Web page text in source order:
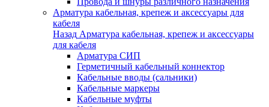
Арматура кабельная, крепеж и аксессуары для
кабеля
Назад Арматура кабельная, крепеж и аксессуары
для кабеля
Арматура СИП
Герметичный кабельный коннектор
Кабельные вводы (сальники)
Кабельные маркеры
Кабельные муфты